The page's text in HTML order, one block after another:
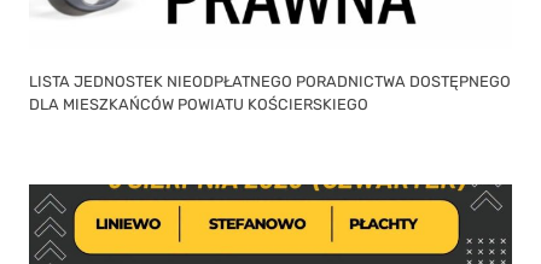
LISTA JEDNOSTEK NIEODPŁATNEGO PORADNICTWA DOSTĘPNEGO
DLA MIESZKAŃCÓW POWIATU KOŚCIERSKIEGO